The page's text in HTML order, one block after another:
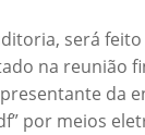
será
na reunião
da
por meios